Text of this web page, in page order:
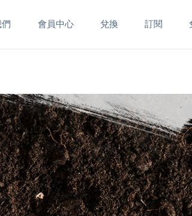
會員中心 兌換 訂閱